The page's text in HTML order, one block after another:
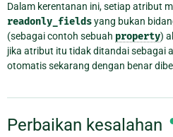
Dalam kerentanan ini, setiap atribut
readonly_fieldsyang bukan
(sebagai contoh sebuah property)
jika atribut itu tidak ditandai sebagai
otomatis sekarang dengan benar
Perbaikan kesalahan